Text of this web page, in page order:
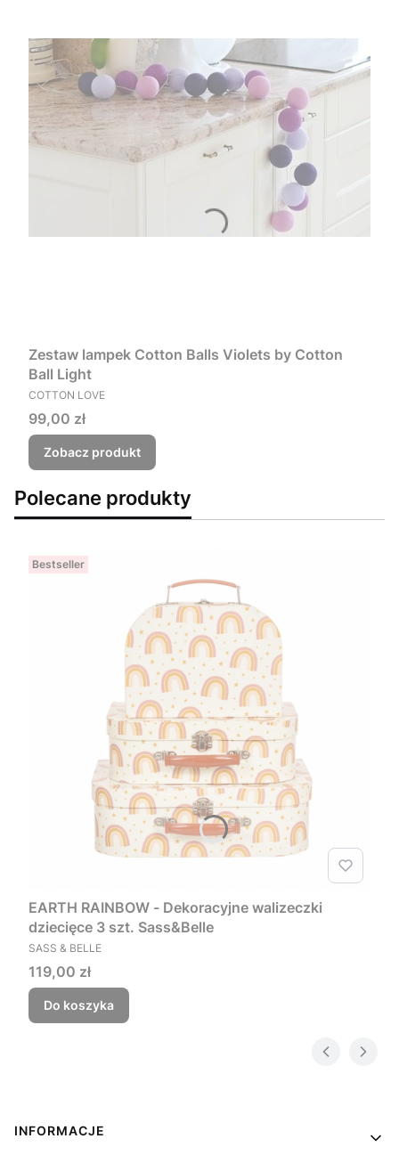
Zestaw lampek Cotton Balls Violets by Cotton
Ball Light
PRODUCENT
COTTON LOVE
Cena
99,00 zł
Zobacz produkt
Polecane produkty
Bestseller
EARTH RAINBOW - Dekoracyjne walizeczki
dziecięce 3 szt. Sass&Belle
PRODUCENT
SASS & BELLE
Cena
119,00 zł
Do koszyka
Linki w stopce
INFORMACJE